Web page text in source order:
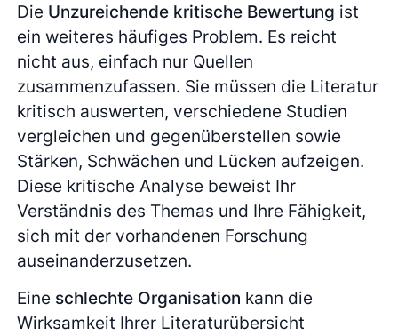
Die Unzureichende kritische Bewertung ist
ein weiteres häufiges Problem. Es reicht
nicht aus, einfach nur Quellen
zusammenzufassen. Sie müssen die Literatur
kritisch auswerten, verschiedene Studien
vergleichen und gegenüberstellen sowie
Stärken, Schwächen und Lücken aufzeigen.
Diese kritische Analyse beweist Ihr
Verständnis des Themas und Ihre Fähigkeit,
sich mit der vorhandenen Forschung
auseinanderzusetzen.
Eine schlechte Organisation kann die
Wirksamkeit Ihrer Literaturübersicht